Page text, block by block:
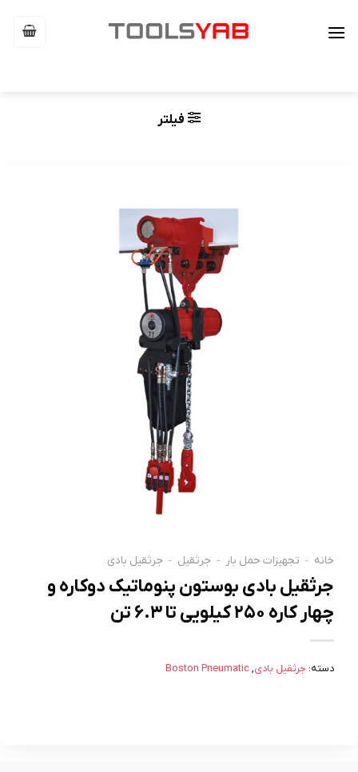
فیلتر
خانه - تجهیزات حمل بار - جرثقیل - جرثقیل بادی
جرثقیل بادی بوستون پنوماتیک دوکاره و
چهار کاره ۲۵۰ کیلویی تا ۶.۳ تن
دسته: جرثقیل بادی,
Boston Pneumatic